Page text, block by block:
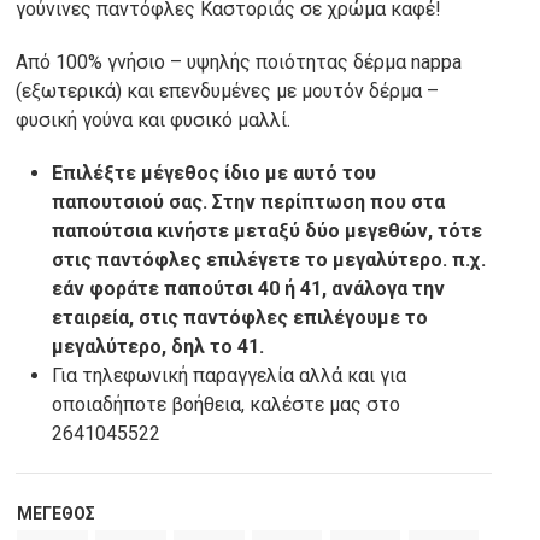
γούνινες παντόφλες Καστοριάς σε χρώμα καφέ!
Από 100% γνήσιο – υψηλής ποιότητας δέρμα nappa
(εξωτερικά) και επενδυμένες με μουτόν δέρμα –
φυσική γούνα και φυσικό μαλλί.
Επιλέξτε μέγεθος ίδιο με αυτό του
παπουτσιού σας. Στην περίπτωση που στα
παπούτσια κινήστε μεταξύ δύο μεγεθών, τότε
στις παντόφλες επιλέγετε το μεγαλύτερο. π.χ.
εάν φοράτε παπούτσι 40 ή 41, ανάλογα την
εταιρεία, στις παντόφλες επιλέγουμε το
μεγαλύτερο, δηλ το 41.
Για τηλεφωνική παραγγελία αλλά και για
οποιαδήποτε βοήθεια, καλέστε μας στο
2641045522
ΜΈΓΕΘΟΣ